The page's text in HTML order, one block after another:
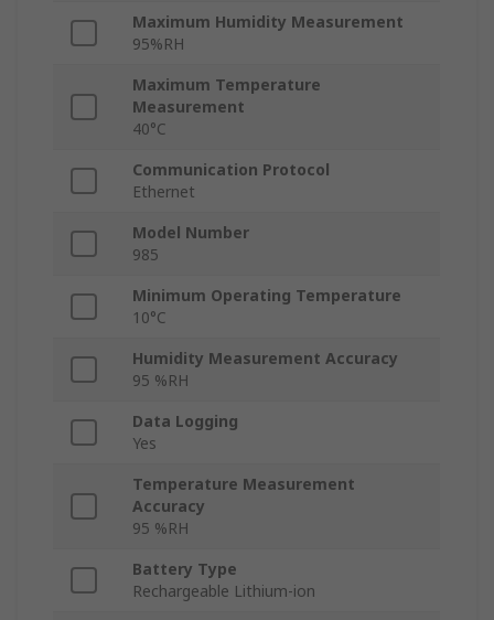
Maximum Humidity Measurement
95%RH
Maximum Temperature
Measurement
40°C
Communication Protocol
Ethernet
Model Number
985
Minimum Operating Temperature
10°C
Humidity Measurement Accuracy
95 %RH
Data Logging
Yes
Temperature Measurement
Accuracy
95 %RH
Battery Type
Rechargeable Lithium-ion